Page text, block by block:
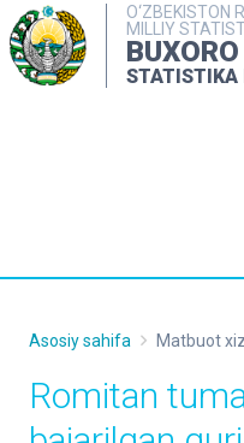
O‘ZBEKISTON
MILLIY
STATISTIKA
Asosiy sahifa Matbuot
Romitan